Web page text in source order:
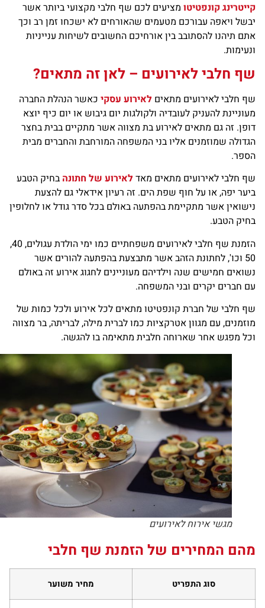
קונפטיטומציעים לכם שף חלבי מקצועי ביותר אשר
ויאפה עבורכם מטעמים שהאורחים לא ישכחו זמן רב וכך
תיהנו להסתובב בין אורחיכם החשובים לשיחות ענייניות
חלבי לאירועים – לאן זה מתאים?
חלבי לאירועים מתאיםלאירוע עסקיכאשר הנהלת החברה
להעניק לעובדיה ולקולגות יום גיבוש או יום כיף יוצא
זה גם מתאים לאירוע בת מצווה אשר מתקיים בבית בחצר
שמוזמנים אליו בני המשפחה המורחבת והחברים מבית
חלבי לאירועים מתאים מאדלאירוע של חתונהבחיק הטבע
יפה, או על חוף שפת הים. זה רעיון אידאלי גם להצעת
אשר מתקיימת בהפתעה באולם בכל סדר גודל או לחלופין
הטבע.
הזמנת שף חלבי לאירועים משפחתיים כמו ימי הולדת עגולים, 40,
50 וכו', לחתונת הזהב אשר מתבצעת בהפתעה להורים אשר
חמישים שנה וילדיהם מעוניינים לחגוג אירוע זה באולם
חברים יקרים ובני המשפחה.
חלבי של חברת קונפטיטו מתאים לכל אירוע ולכל כמות של
עם מגוון אטרקציות כמו לברית מילה, לבריתה, בר מצווה
מפגש אחר שארוחה חלבית מתאימה בו להגשה.
מגשי אירוח לאירועים
המחירים של הזמנת שף חלבי
סוג התפריט מחיר משוער